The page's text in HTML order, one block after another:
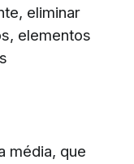
eliminar
elementos
média, que